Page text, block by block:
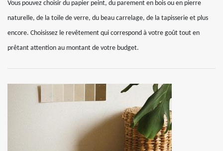
Vous pouvez choisir du papier peint, du parement en bois ou en pierre
naturelle, de la toile de verre, du beau carrelage, de la tapisserie et plus
encore. Choisissez le revêtement qui correspond à votre goût tout en
prêtant attention au montant de votre budget.